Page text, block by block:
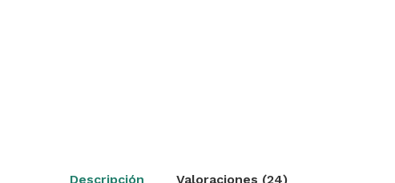
Descripción Valoraciones (24)